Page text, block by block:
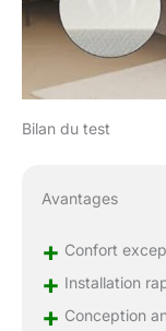
Bilan du test
Avantages
+ Confort
+ Installation
+ Conception